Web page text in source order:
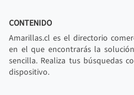
CONTENIDO
Amarillas.cl es el directorio
en el que encontrarás la
sencilla. Realiza tus búsquedas
dispositivo.